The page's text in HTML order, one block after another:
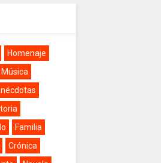
Homenaje
Música
Familia
Crónica